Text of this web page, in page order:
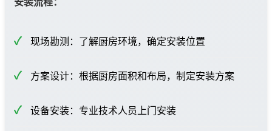
安装流程：
现场勘测：了解厨房环境，确定安装位置
方案设计：根据厨房面积和布局，制定安装方案
设备安装：专业技术人员上门安装